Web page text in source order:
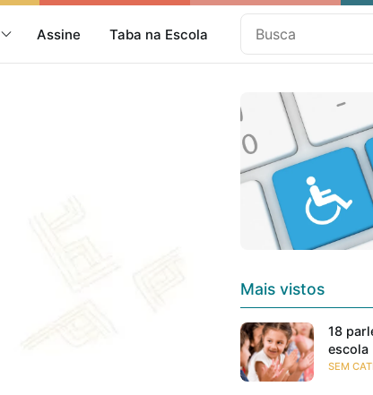
Assine Taba na Escola
Mais vistos
18
escola
SEM